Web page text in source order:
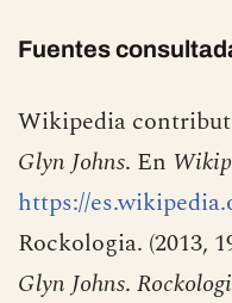
Fuentes
Wikipedia
Glyn Johns. En
https://
Rockologia. (2013,
Glyn Johns.